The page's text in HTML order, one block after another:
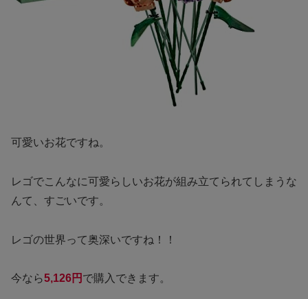
可愛いお花ですね。
レゴでこんなに可愛らしいお花が組み立てられてしまうな
んて、すごいです。
レゴの世界って奥深いですね！！
今なら5,126円 で購入できます。